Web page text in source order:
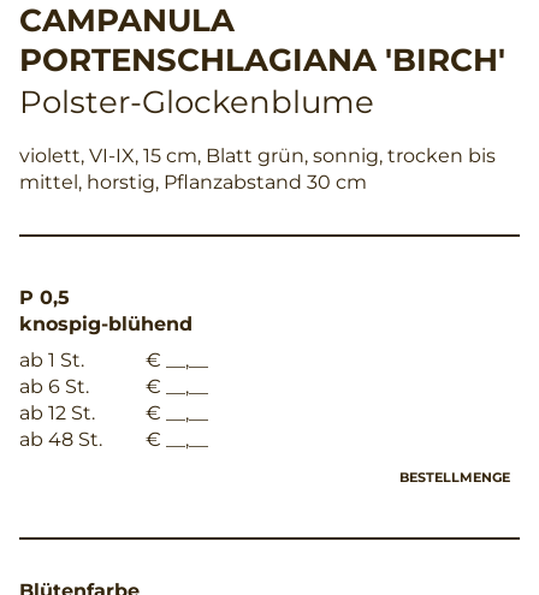
CAMPANULA
PORTENSCHLAGIANA 'BIRCH'
Polster-Glockenblume
violett, VI-IX, 15 cm, Blatt grün, sonnig, trocken bis
mittel, horstig, Pflanzabstand 30 cm
P 0,5
knospig-blühend
ab 1 St.
€ __,__
ab 6 St.
€ __,__
ab 12 St.
€ __,__
ab 48 St.
€ __,__
BESTELLMENGE
Blütenfarbe